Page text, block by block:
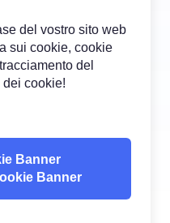
del vostro sito web
sui cookie, cookie
del
cookie!
Banner
Banner